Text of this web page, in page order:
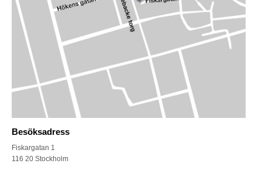
Besöksadress
Fiskargatan 1
116 20 Stockholm